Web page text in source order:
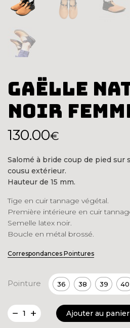
Gaëlle
Noir
Le
initial
était :
250.00€.
130.00€
Le
actuel
est :
130.00€.
Salomé à bride coup de pied sur
cousu extérieur.
Hauteur de 15 mm.
Tige en cuir tannage végétal.
Première intérieure en cuir
Semelle latex noir.
Boucle en métal brossé.
Correspondances Pointures
Pointure 36 38 39 40
quantité
de
Ajouter au panier
Ajouter au panier